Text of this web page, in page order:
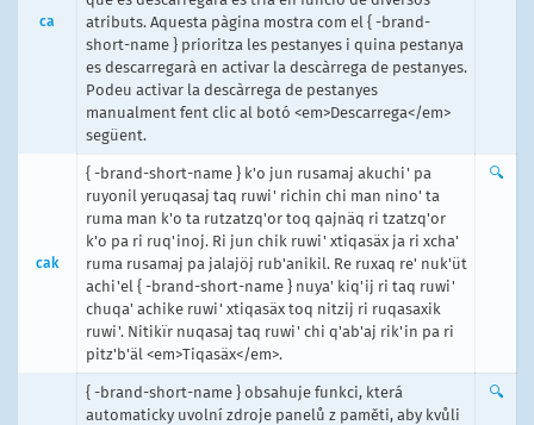
ca
atributs. Aquesta pàgina mostra com el { -brand-
short-name } prioritza les pestanyes i quina pestanya
es descarregarà en activar la descàrrega de pestanyes.
Podeu activar la descàrrega de pestanyes
manualment fent clic al botó <em>Descarrega</em>
següent.
cak
{ -brand-short-name } k'o jun rusamaj akuchi' pa
ruyonil yeruqasaj taq ruwi' richin chi man nino' ta
ruma man k'o ta rutzatzq'or toq qajnäq ri tzatzq'or
k'o pa ri ruq'inoj. Ri jun chik ruwi' xtiqasäx ja ri xcha'
ruma rusamaj pa jalajöj rub'anikil. Re ruxaq re' nuk'üt
achi'el { -brand-short-name } nuya' kiq'ij ri taq ruwi'
chuqa' achike ruwi' xtiqasäx toq nitzij ri ruqasaxik
ruwi'. Nitikïr nuqasaj taq ruwi' chi q'ab'aj rik'in pa ri
pitz'b'äl <em>Tiqasäx</em>.
🔍
{ -brand-short-name } obsahuje funkci, která
automaticky uvolní zdroje panelů z paměti, aby kvůli
🔍